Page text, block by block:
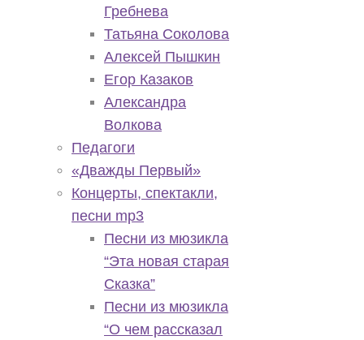
Гребнева
Татьяна Соколова
Алексей Пышкин
Егор Казаков
Александра
Волкова
Педагоги
«Дважды Первый»
Концерты, спектакли,
песни mp3
Песни из мюзикла
“Эта новая старая
Сказка”
Песни из мюзикла
“О чем рассказал